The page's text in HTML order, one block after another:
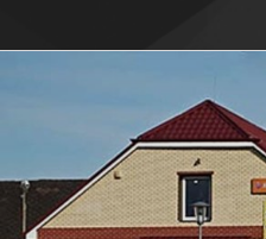
Huatian -HT50QT-22
Huatian -HT50QT-25
Huatian -HT50QT-26
Huatian -HT50QT-36
Huatian -HT50QT-6